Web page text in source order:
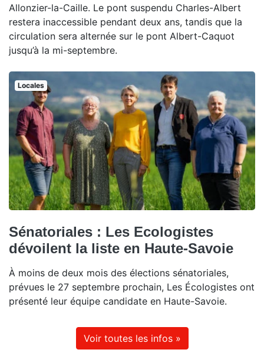
Allonzier-la-Caille. Le pont suspendu Charles-Albert
restera inaccessible pendant deux ans, tandis que la
circulation sera alternée sur le pont Albert-Caquot
jusqu’à la mi-septembre.
Locales
Sénatoriales : Les Ecologistes
dévoilent la liste en Haute-Savoie
À moins de deux mois des élections sénatoriales,
prévues le 27 septembre prochain, Les Écologistes ont
présenté leur équipe candidate en Haute-Savoie.
Voir toutes les infos »